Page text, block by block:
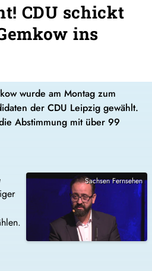
CDU schickt
ins
wurde am Montag zum
der CDU Leipzig gewählt.
Abstimmung mit über 99
Sachsen Fernsehen